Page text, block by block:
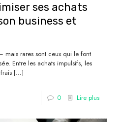
ses achats
business et
rares sont ceux qui le font
Entre les achats impulsifs, les
[…]
0 Lire plus